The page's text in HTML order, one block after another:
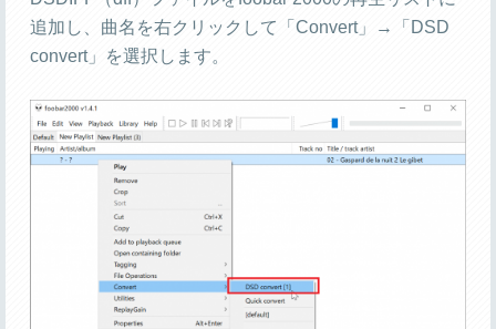
追加し、曲名を右クリックして「Convert」→「DSD
convert」を選択します。